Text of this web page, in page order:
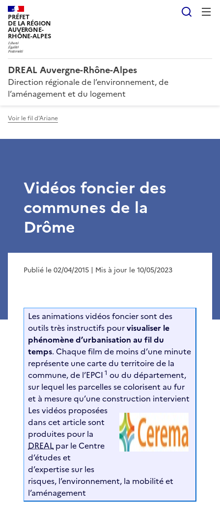
PRÉFET
DE LA RÉGION
AUVERGNE-
RHÔNE-ALPES
DREAL Auvergne-Rhône-Alpes
Direction régionale de l’environnement, de
l’aménagement et du logement
Voir le fil d'Ariane
Vidéos foncier des
communes de la
Drôme
Publié le 02/04/2015 | Mis à jour le 10/05/2023
Les animations vidéos foncier sont des
outils très instructifs pourvisualiser le
phénomène d’urbanisation au fil du
temps. Chaque film de moins d’une minute
représente une carte du territoire de la
commune, de l’EPCI 1 ou du département,
sur lequel les parcelles se colorisent au fur
et à mesure qu’une construction intervient
Les vidéos proposées
dans cet article sont
produites pour la
DREAL par le Centre
d’études et
d’expertise sur les
risques, l’environnement, la mobilité et
l’aménagement